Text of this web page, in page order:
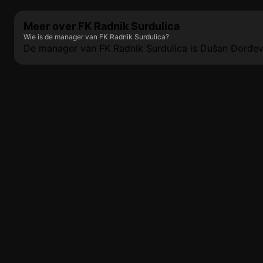
Meer over FK Radnik Surdulica
Wie is de manager van FK Radnik Surdulica?
De manager van FK Radnik Surdulica is Dušan